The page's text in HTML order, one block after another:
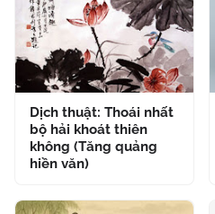
Dịch thuật: Thoái nhất
bộ hải khoát thiên
không (Tăng quảng
hiền văn)